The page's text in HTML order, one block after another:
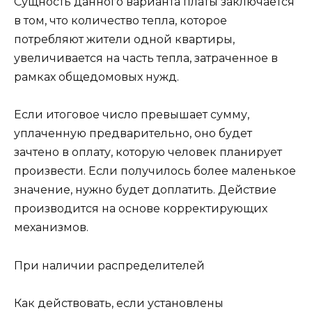
в том, что количество тепла, которое
потребляют жители одной квартиры,
увеличивается на часть тепла, затраченное в
рамках общедомовых нужд.
Если итоговое число превышает сумму,
уплаченную предварительно, оно будет
зачтено в оплату, которую человек планирует
произвести. Если получилось более маленькое
значение, нужно будет доплатить. Действие
производится на основе корректирующих
механизмов.
При наличии распределителей
Как действовать, если установлены